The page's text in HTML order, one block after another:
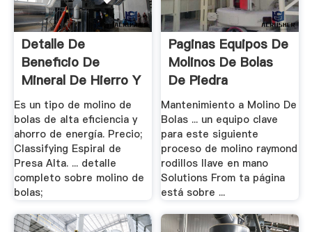
Detalle De
Beneficio De
Mineral De Hierro Y
Planta .
Es un tipo de molino de
bolas de alta eficiencia y
ahorro de energía. Precio;
Classifying Espiral de
Presa Alta. ... detalle
completo sobre molino de
bolas;
Paginas Equipos De
Molinos De Bolas
De Piedra
Mantenimiento a Molino De
Bolas ... un equipo clave
para este siguiente
proceso de molino raymond
rodillos llave en mano
Solutions From ta página
está sobre ...